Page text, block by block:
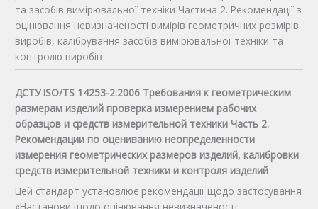
та засобів вимірювальної техніки Частина 2. Рекомендації з
оцінювання невизначеності вимірів геометричних розмірів
виробів, калібрування засобів вимірювальної техніки та
контролю виробів
ДСТУ ISO/TS 14253-2:2006 Требования к геометрическим
размерам изделий проверка измерением рабочих
образцов и средств измерительной техники Часть 2.
Рекомендации по оцениванию неопределенности
измерения геометрических размеров изделий, калибровки
средств измерительной техники и контроля изделий
Цей стандарт установлює рекомендації щодо застосування
«Настанови щодо оцінювання невизначеності